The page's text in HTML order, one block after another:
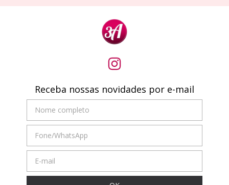
Receba nossas novidades por e-mail